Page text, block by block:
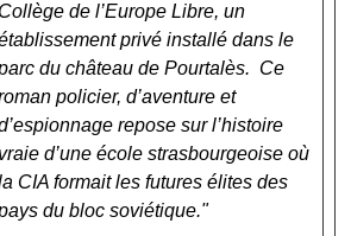
Collège de l’Europe Libre, un
privé installé dans le
du château de Pourtalès. Ce
policier, d’aventure et
repose sur l’histoire
vraie d’une école strasbourgeoise où
CIA formait les futures élites des
du bloc soviétique."